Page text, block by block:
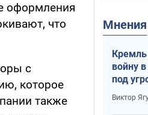
оформления
что
с
которое
также
Мнения
Кремль
войну
под
Виктор